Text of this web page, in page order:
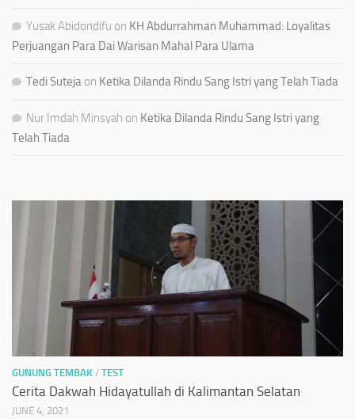
Yusak Abidondifu on KH Abdurrahman Muhammad: Loyalitas
Perjuangan Para Dai Warisan Mahal Para Ulama
Tedi Suteja on Ketika Dilanda Rindu Sang Istri yang Telah Tiada
Nur Imdah Minsyah on Ketika Dilanda Rindu Sang Istri yang
Telah Tiada
GUNUNG TEMBAK / TEST
Cerita Dakwah Hidayatullah di Kalimantan Selatan
JUNE 4, 2021